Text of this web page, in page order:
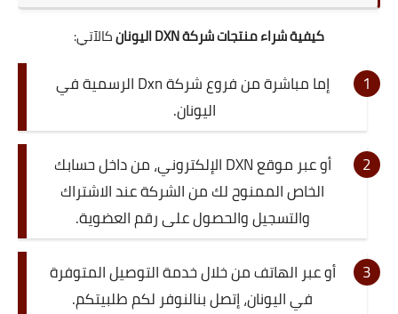
كيفية شراء منتجات شركة DXN اليونان كالآتي:
إما مباشرة من
فروع شركة Dxn الرسمية في
اليونان.
أو عبر موقع DXN الإلكتروني، من داخل حسابك
الخاص الممنوح لك من الشركة عندالاشتراك
والتسجيلوالحصول على رقم العضوية.
أو عبر الهاتف من خلال خدمة التوصيل المتوفرة
في اليونان، إتصل بنالنوفر لكم طلبيتكم.